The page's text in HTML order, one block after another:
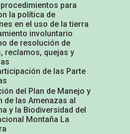
para
la política de
en el uso de la tierra
involuntario
de resolución de
reclamos, quejas y
de las Parte
del Plan de Manejo y
de las Amenazas al
y la Biodiversidad del
Montaña La